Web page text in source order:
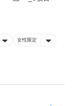
女性限定